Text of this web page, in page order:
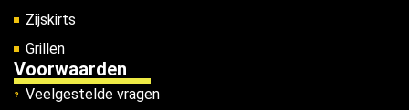
Zijskirts
Grillen
Voorwaarden
Veelgestelde vragen